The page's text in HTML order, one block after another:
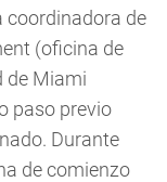
coordinadora de
(oficina de
de Miami
paso previo
Durante
de comienzo